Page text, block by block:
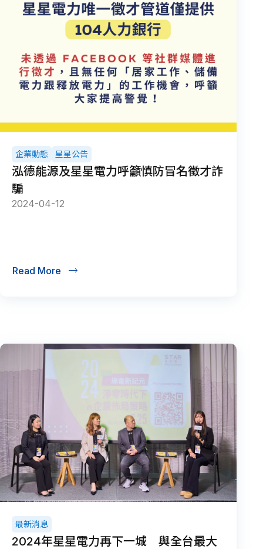
星星公告
企業動態
泓德能源及星星電力呼籲慎防冒名徵才詐
騙
2024-04-12
Read More
最新消息
2024年星星電力再下一城 與全台最大